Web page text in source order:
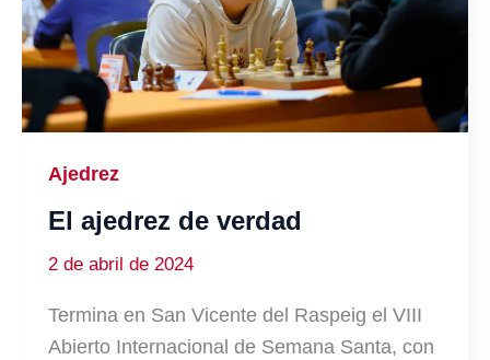
Ajedrez
El ajedrez de verdad
2 de abril de 2024
Termina en San Vicente del Raspeig el VIII
Abierto Internacional de Semana Santa, con